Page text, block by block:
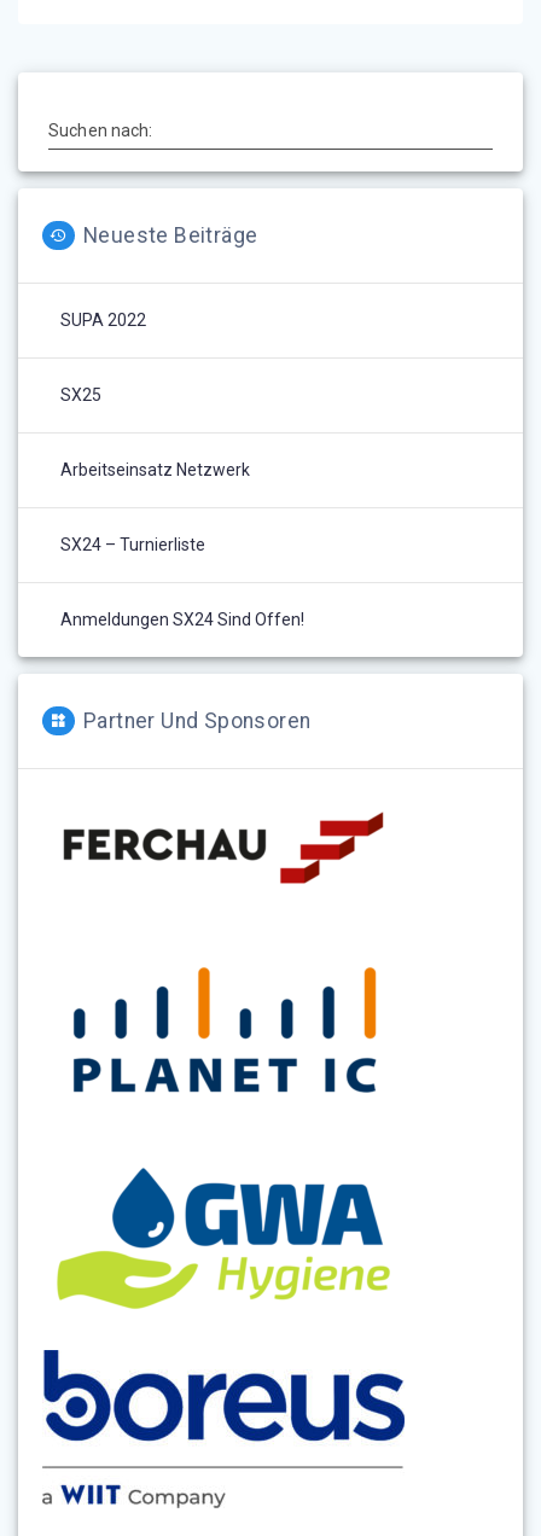
Suchen nach:
Neueste Beiträge
SUPA 2022
SX25
Arbeitseinsatz Netzwerk
SX24 – Turnierliste
Anmeldungen SX24 Sind Offen!
Partner Und Sponsoren